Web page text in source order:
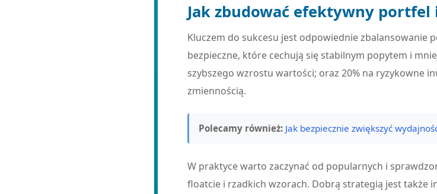
Jak zbudować efektywny portfel
Kluczem do sukcesu jest odpowiednie zbalansowanie
bezpieczne, które cechują się stabilnym popytem i
szybszego wzrostu wartości; oraz 20% na ryzykowne
zmiennością.
Polecamy również: Jak bezpiecznie zwiększyć
W praktyce warto zaczynać od popularnych i
floatcie i rzadkich wzorach. Dobrą strategią jest